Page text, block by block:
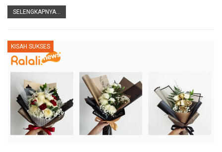
SELENGKAPNYA...
KISAH SUKSES